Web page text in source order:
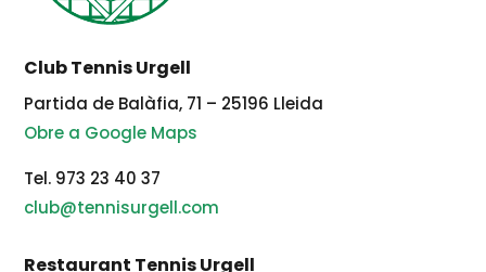
Club Tennis Urgell
Partida de Balàfia, 71 – 25196 Lleida
Obre a Google Maps
Tel. 973 23 40 37
club@tennisurgell.com
Restaurant Tennis Urgell